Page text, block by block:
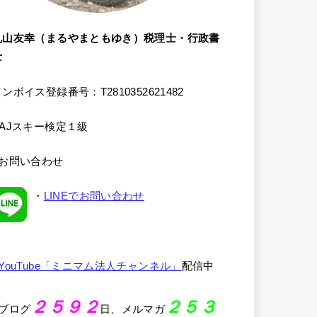
山友幸（まるやまともゆき）税理士・行政書
ンボイス登録番号：T2810352621482
スキー検定１級
問い合わせ
・ LINEでお問い合わせ
「ミニマム法人チャンネル」 配信中
ログ ２５９２ 日、メルマガ２５３